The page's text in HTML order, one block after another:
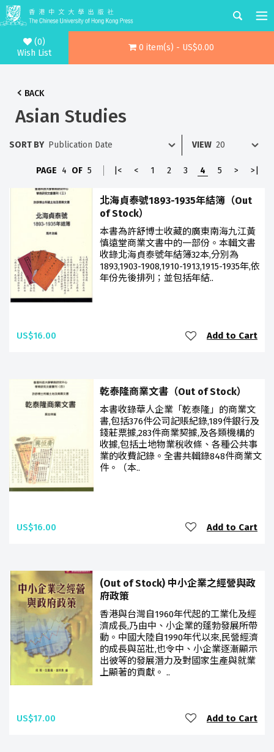
(0)
Wish List
0 item(s) - US$0.00
BACK
Asian Studies
SORT BY VIEW
PAGE 4 OF 5 |< < 1 2 3 4 5 > >|
北海貞泰號1893-1935年結簿（Out
of Stock）
本書為許舒博士收藏的廣東南海九江黃
慎遠堂商業文書中的一部份。本輯文書
收錄北海貞泰號年結簿32本,分別為
1893,1903-1908,1910-1913,1915-1935年,依
年份先後排列；並包括年結..
US$16.00 Add to Cart
乾泰隆商業文書（Out of Stock）
本書收錄華人企業「乾泰隆」的商業文
書,包括376件公司記賬紀錄,189件銀行及
錢莊票據,283件商業契據,及各類機構的
收據,包括土地物業稅收條、各種公共事
業的收費記錄。全書共輯錄848件商業文
件。（本..
US$16.00 Add to Cart
(Out of Stock) 中小企業之經營與政
府政策
香港與台灣自1960年代起的工業化及經
濟成長,乃由中、小企業的蓬勃發展所帶
動。中國大陸自1990年代以來,民營經濟
的成長與茁壯,也令中、小企業逐漸顯示
出彼等的發展潛力及對國家生產與就業
上顯著的貢獻。 ..
US$17.00 Add to Cart